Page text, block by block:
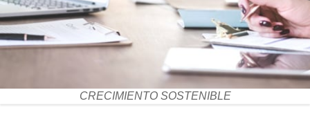
CRECIMIENTO SOSTENIBLE